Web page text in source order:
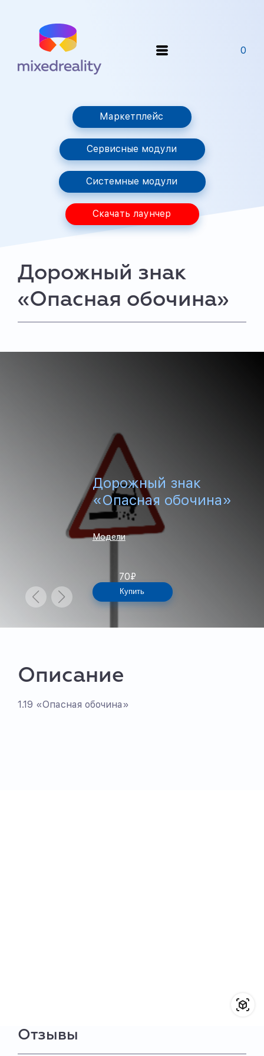
0
Маркетплейс
Сервисные модули
Системные модули
Скачать лаунчер
Дорожный знак
«Опасная обочина»
Дорожный знак
«Опасная обочина»
Модели
70₽
Купить
Описание
1.19 «Опасная обочина»
Отзывы